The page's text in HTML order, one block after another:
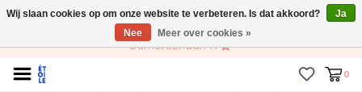
NL
Dumortierlaan 71
0
Wij slaan cookies op om onze website te verbeteren. Is dat akkoord?
Ja
Nee
Meer over cookies »